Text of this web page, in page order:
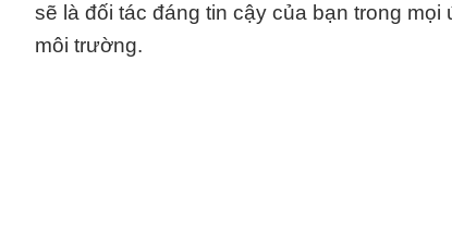
sẽ là đối tác đáng tin cậy của bạn trong
môi trường.